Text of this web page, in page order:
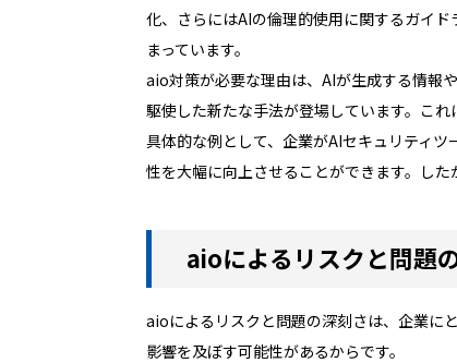
化、さらにはAIの倫理的使用に関するガイ
まっています。
aio対策が必要な理由は、AIが生成する情報
駆使した新たな手法が登場しています。こ
具体的な例として、企業がAIセキュリティ
性を大幅に向上させることができます。し
aioによるリスクと問題
aioによるリスクと問題の深刻さは、企業に
影響を及ぼす可能性があるからです。